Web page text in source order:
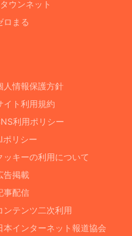
ウンネット
ロまる
人情報保護方針
イト利用規約
利用ポリシー
ポリシー
ッキーの利用について
告掲載
事配信
ンテンツ二次利用
本インターネット報道協会